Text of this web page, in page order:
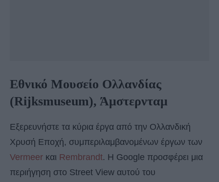
Εθνικό Μουσείο Ολλανδίας
(Rijksmuseum), Άμστερνταμ
Εξερευνήστε τα κύρια έργα από την Ολλανδική
Χρυσή Εποχή, συμπεριλαμβανομένων έργων των
Vermeer και Rembrandt. Η Google προσφέρει μια
περιήγηση στο Street View αυτού του